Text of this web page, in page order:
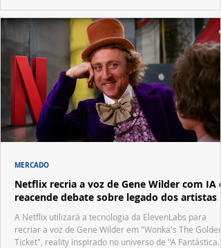
Netflix recria a voz de Gene Wilder com IA e
reacende debate sobre legado dos artistas
A Netflix utilizará a tecnologia da ElevenLabs para
recriar a voz de Gene Wilder em "Wonka's The Golden
Ticket", reality inspirado no universo de "A Fantástica
MERCADO